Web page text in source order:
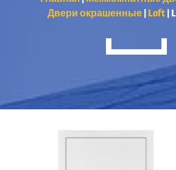
Двери окрашенные | Loft |